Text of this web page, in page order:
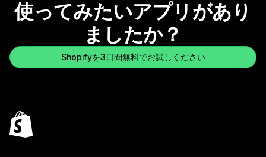
使ってみたいアプリがあり
ましたか？
Shopifyを3日間無料でお試しください